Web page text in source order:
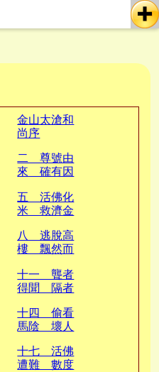
金山太滄和
尚序
二 尊號由
來 確有因
五 活佛化
米 救濟金
八 逃脫高
樓 飄然而
十一 聾者
得聞 隔者
十四 偷看
馬陰 壞人
十七 活佛
遭難 數度